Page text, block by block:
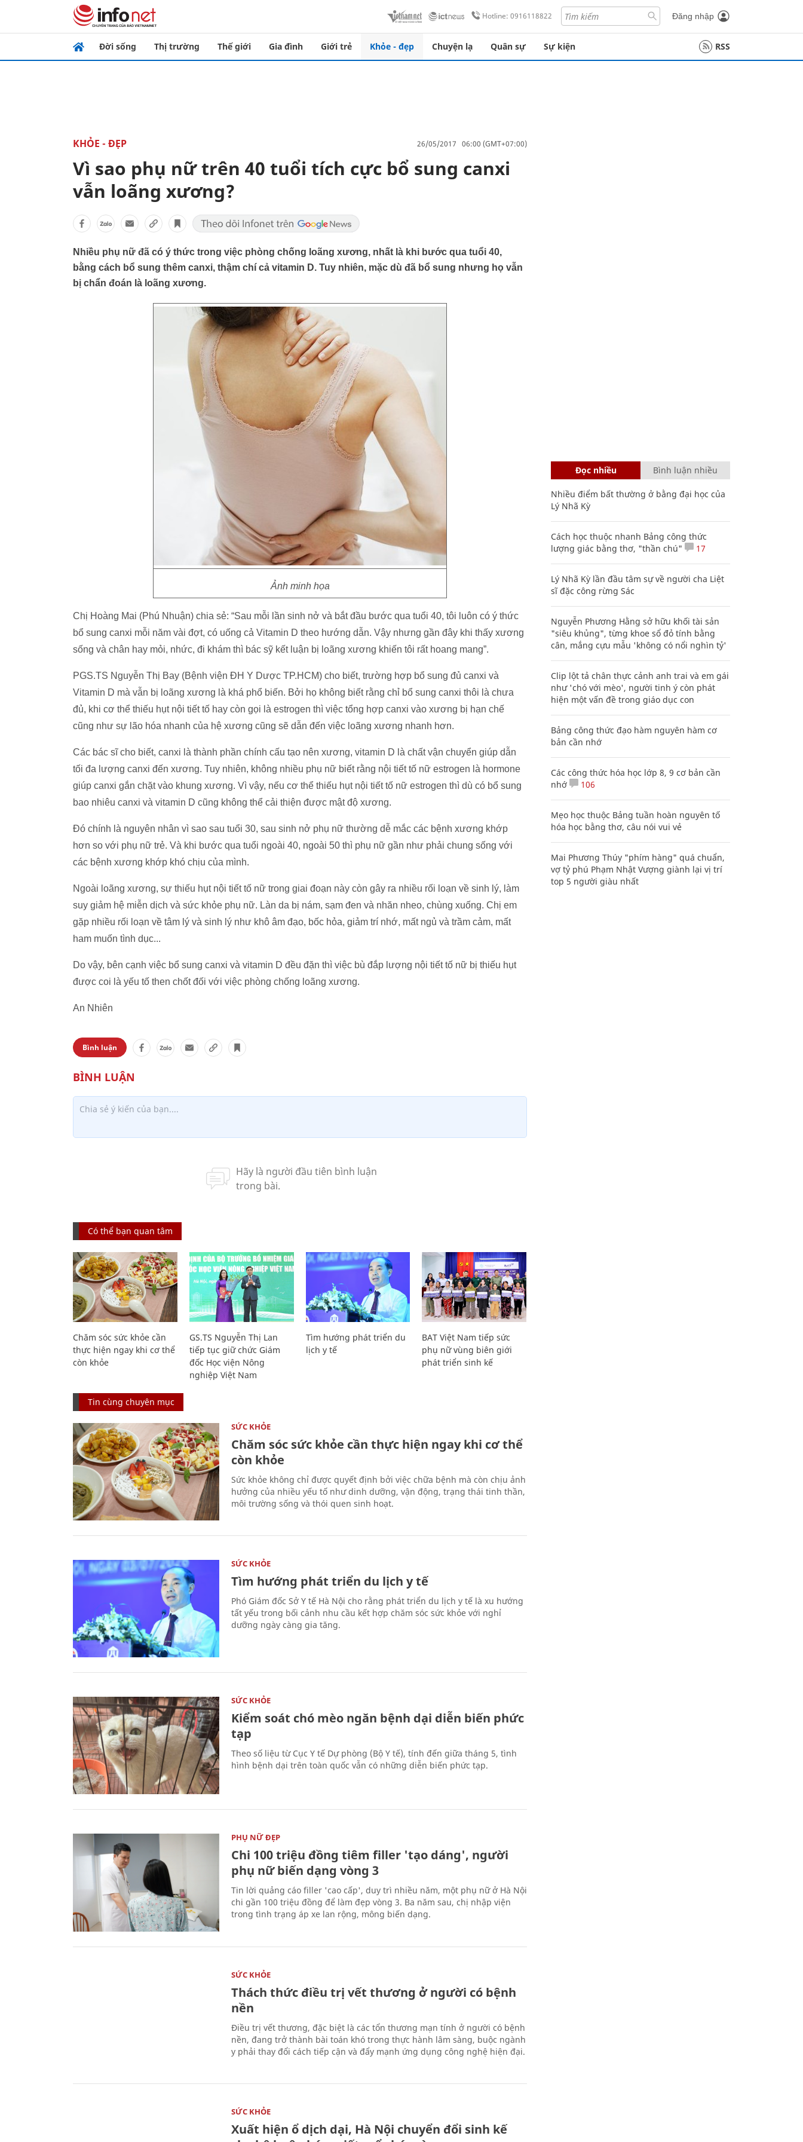
Hotline: 0916118822 Đăng nhập
Đời sống Thị trường Thế giới Gia đình Giới trẻ Khỏe - đẹp Chuyện lạ Quân sự Sự kiện RSS
KHỎE - ĐẸP 26/05/2017 06:00 (GMT+07:00)
Vì sao phụ nữ trên 40 tuổi tích cực bổ sung canxi
vẫn loãng xương?
Nhiều phụ nữ đã có ý thức trong việc phòng chống loãng xương, nhất là khi bước qua tuổi 40,
bằng cách bổ sung thêm canxi, thậm chí cả vitamin D. Tuy nhiên, mặc dù đã bổ sung nhưng họ vẫn
bị chẩn đoán là loãng xương.
Ảnh minh họa
Chị Hoàng Mai (Phú Nhuận) chia sẻ: “Sau mỗi lần sinh nở và bắt đầu bước qua tuổi 40, tôi luôn có ý thức
bổ sung canxi mỗi năm vài đợt, có uống cả Vitamin D theo hướng dẫn. Vậy nhưng gần đây khi thấy xương
sống và chân hay mỏi, nhức, đi khám thì bác sỹ kết luận bị loãng xương khiến tôi rất hoang mang”.
PGS.TS Nguyễn Thị Bay (Bệnh viện ĐH Y Dược TP.HCM) cho biết, trường hợp bổ sung đủ canxi và
Vitamin D mà vẫn bị loãng xương là khá phổ biến. Bởi họ không biết rằng chỉ bổ sung canxi thôi là chưa
đủ, khi cơ thể thiếu hụt nội tiết tố hay còn gọi là estrogen thì việc tổng hợp canxi vào xương bị hạn chế
cũng như sự lão hóa nhanh của hệ xương cũng sẽ dẫn đến việc loãng xương nhanh hơn.
Các bác sĩ cho biết, canxi là thành phần chính cấu tạo nên xương, vitamin D là chất vận chuyển giúp dẫn
tối đa lượng canxi đến xương. Tuy nhiên, không nhiều phụ nữ biết rằng nội tiết tố nữ estrogen là hormone
giúp canxi gắn chặt vào khung xương. Vì vậy, nếu cơ thể thiếu hụt nội tiết tố nữ estrogen thì dù có bổ sung
bao nhiêu canxi và vitamin D cũng không thể cải thiện được mật độ xương.
Đó chính là nguyên nhân vì sao sau tuổi 30, sau sinh nở phụ nữ thường dễ mắc các bệnh xương khớp
hơn so với phụ nữ trẻ. Và khi bước qua tuổi ngoài 40, ngoài 50 thì phụ nữ gần như phải chung sống với
các bệnh xương khớp khó chịu của mình.
Ngoài loãng xương, sự thiếu hụt nội tiết tố nữ trong giai đoạn này còn gây ra nhiều rối loạn về sinh lý, làm
suy giảm hệ miễn dịch và sức khỏe phụ nữ. Làn da bị nám, sạm đen và nhăn nheo, chùng xuống. Chị em
gặp nhiều rối loạn về tâm lý và sinh lý như khô âm đạo, bốc hỏa, giảm trí nhớ, mất ngủ và trầm cảm, mất
ham muốn tình dục...
Do vậy, bên cạnh việc bổ sung canxi và vitamin D đều đặn thì việc bù đắp lượng nội tiết tố nữ bị thiếu hụt
được coi là yếu tố then chốt đối với việc phòng chống loãng xương.
An Nhiên
Bình luận
Có thể bạn quan tâm
Chăm sóc sức khỏe cần
thực hiện ngay khi cơ thể
còn khỏe
GS.TS Nguyễn Thị Lan
tiếp tục giữ chức Giám
đốc Học viện Nông
nghiệp Việt Nam
Tìm hướng phát triển du
lịch y tế
BAT Việt Nam tiếp sức
phụ nữ vùng biên giới
phát triển sinh kế
Tin cùng chuyên mục
SỨC KHỎE
Chăm sóc sức khỏe cần thực hiện ngay khi cơ thể
còn khỏe
Sức khỏe không chỉ được quyết định bởi việc chữa bệnh mà còn chịu ảnh
hưởng của nhiều yếu tố như dinh dưỡng, vận động, trạng thái tinh thần,
môi trường sống và thói quen sinh hoạt.
SỨC KHỎE
Tìm hướng phát triển du lịch y tế
Phó Giám đốc Sở Y tế Hà Nội cho rằng phát triển du lịch y tế là xu hướng
tất yếu trong bối cảnh nhu cầu kết hợp chăm sóc sức khỏe với nghỉ
dưỡng ngày càng gia tăng.
SỨC KHỎE
Kiểm soát chó mèo ngăn bệnh dại diễn biến phức
tạp
Theo số liệu từ Cục Y tế Dự phòng (Bộ Y tế), tính đến giữa tháng 5, tình
hình bệnh dại trên toàn quốc vẫn có những diễn biến phức tạp.
PHỤ NỮ ĐẸP
Chi 100 triệu đồng tiêm filler 'tạo dáng', người
phụ nữ biến dạng vòng 3
Tin lời quảng cáo filler 'cao cấp', duy trì nhiều năm, một phụ nữ ở Hà Nội
chi gần 100 triệu đồng để làm đẹp vòng 3. Ba năm sau, chị nhập viện
trong tình trạng áp xe lan rộng, mông biến dạng.
SỨC KHỎE
Thách thức điều trị vết thương ở người có bệnh
nền
Điều trị vết thương, đặc biệt là các tổn thương mạn tính ở người có bệnh
nền, đang trở thành bài toán khó trong thực hành lâm sàng, buộc ngành
y phải thay đổi cách tiếp cận và đẩy mạnh ứng dụng công nghệ hiện đại.
SỨC KHỎE
Xuất hiện ổ dịch dại, Hà Nội chuyển đổi sinh kế
Đọc nhiều Bình luận nhiều
Nhiều điểm bất thường ở bằng đại học của
Lý Nhã Kỳ
Cách học thuộc nhanh Bảng công thức
lượng giác bằng thơ, "thần chú"
17
Lý Nhã Kỳ lần đầu tâm sự về người cha Liệt
sĩ đặc công rừng Sác
Nguyễn Phương Hằng sở hữu khối tài sản
"siêu khủng", từng khoe sổ đỏ tính bằng
cân, mắng cựu mẫu 'không có nổi nghìn tỷ'
Clip lột tả chân thực cảnh anh trai và em gái
như 'chó với mèo', người tinh ý còn phát
hiện một vấn đề trong giáo dục con
Bảng công thức đạo hàm nguyên hàm cơ
bản cần nhớ
Các công thức hóa học lớp 8, 9 cơ bản cần
nhớ
106
Mẹo học thuộc Bảng tuần hoàn nguyên tố
hóa học bằng thơ, câu nói vui vẻ
Mai Phương Thúy "phím hàng" quá chuẩn,
vợ tỷ phú Phạm Nhật Vượng giành lại vị trí
top 5 người giàu nhất